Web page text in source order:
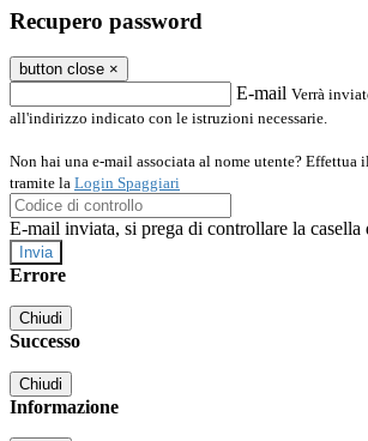
Recupero password
button close ×
E-mail Verrà
all'indirizzo indicato con le istruzioni necessarie.
Non hai una e-mail associata al nome utente? Effettua
tramite la Login Spaggiari
E-mail inviata, si prega di controllare la casella
Errore
Chiudi
Successo
Chiudi
Informazione